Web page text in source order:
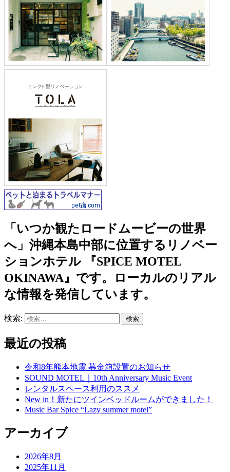
「いつか観たロードムービーの世界
へ」沖縄本島中部に位置するリノベー
ションホテル 『SPICE MOTEL
OKINAWA』です。ローカルのリアル
な情報を発信しています。
検索:
最近の投稿
令和8年熊本地震 募金箱設置のお知らせ
SOUND MOTEL｜10th Anniversary Music Event
レンタルスペース利用のススメ
New in！新たにツインベッドルームができました！
Music Bar Spice “Lazy summer motel”
アーカイブ
2026年8月
2025年11月